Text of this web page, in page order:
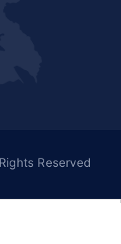
Reserved